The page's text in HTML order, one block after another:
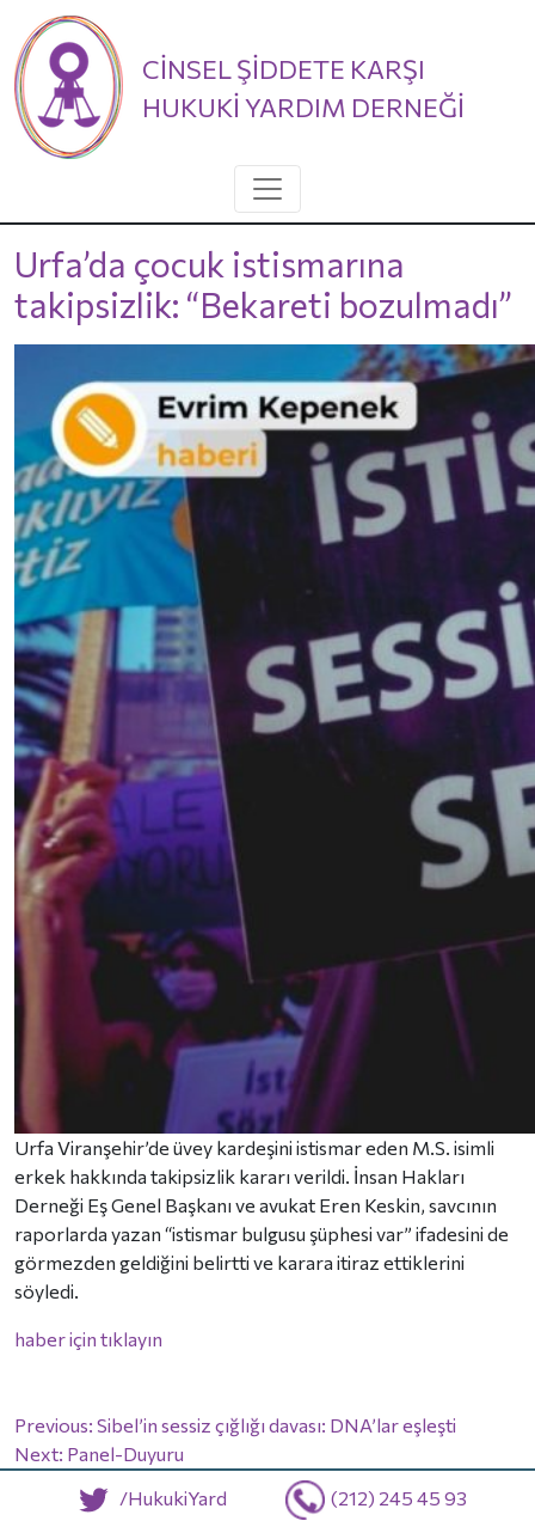
CİNSEL ŞİDDETE KARŞI
HUKUKİ YARDIM DERNEĞİ
Urfa’da çocuk istismarına
takipsizlik: “Bekareti bozulmadı”
Urfa Viranşehir’de üvey kardeşini istismar eden M.S. isimli
erkek hakkında takipsizlik kararı verildi. İnsan Hakları
Derneği Eş Genel Başkanı ve avukat Eren Keskin, savcının
raporlarda yazan “istismar bulgusu şüphesi var” ifadesini de
görmezden geldiğini belirtti ve karara itiraz ettiklerini
söyledi.
haber için tıklayın
Yazı
gezinmesi
Previous: Sibel’in sessiz çığlığı davası: DNA’lar eşleşti
Next: Panel-Duyuru
/HukukiYard
(212) 245 45 93